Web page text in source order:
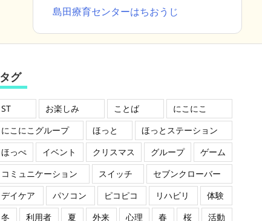
島田療育センターはちおうじ
タグ
ST お楽しみ ことば
にこにこ
にこにこグループ
ほっと
ほっとステーション
ほっぺ
イベント クリスマス グループ
ゲーム
コミュニケーション
スイッチ
セブンクローバー
デイケア
パソコン ピコピコ リハビリ
体験
冬
利用者 夏 外来 心理 春 桜 活動